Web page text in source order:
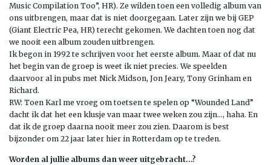
Music Compilation Too”, HR). Ze wilden toen een volledig album van
ons uitbrengen, maar dat is niet doorgegaan. Later zijn we bij GEP
(Giant Electric Pea, HR) terecht gekomen. We dachten toen nog dat
we nooit een album zouden uitbrengen.
Ik begon in 1992 te schrijven voor het eerste album. Maar of dat nu
het begin van de groep is weet ik niet precies. We speelden
daarvoor al in pubs met Nick Midson, Jon Jeary, Tony Grinham en
Richard.
RW: Toen Karl me vroeg om toetsen te spelen op “Wounded Land”
dacht ik dat het een klusje van maar twee weken zou zijn…, haha. En
dat ik de groep daarna nooit meer zou zien. Daarom is best
bijzonder om 22 jaar later hier in Rotterdam op te treden.
Worden al jullie albums dan weer uitgebracht…?